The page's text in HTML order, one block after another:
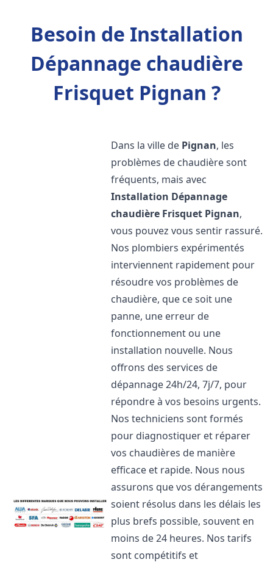
Besoin de Installation
Dépannage chaudière
Frisquet Pignan ?
Dans la ville de Pignan, les
problèmes de chaudière sont
fréquents, mais avec
Installation Dépannage
chaudière Frisquet Pignan,
vous pouvez vous sentir rassuré.
Nos plombiers expérimentés
interviennent rapidement pour
résoudre vos problèmes de
chaudière, que ce soit une
panne, une erreur de
fonctionnement ou une
installation nouvelle. Nous
offrons des services de
dépannage 24h/24, 7j/7, pour
répondre à vos besoins urgents.
Nos techniciens sont formés
pour diagnostiquer et réparer
vos chaudières de manière
efficace et rapide. Nous nous
assurons que vos dérangements
soient résolus dans les délais les
plus brefs possible, souvent en
moins de 24 heures. Nos tarifs
sont compétitifs et